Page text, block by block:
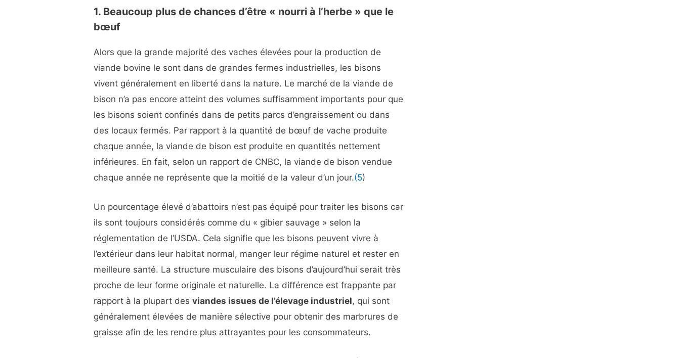
1. Beaucoup plus de chances d’être « nourri à l’herbe » que le
bœuf
Alors que la grande majorité des vaches élevées pour la production de
viande bovine le sont dans de grandes fermes industrielles, les bisons
vivent généralement en liberté dans la nature. Le marché de la viande de
bison n’a pas encore atteint des volumes suffisamment importants pour que
les bisons soient confinés dans de petits parcs d’engraissement ou dans
des locaux fermés. Par rapport à la quantité de bœuf de vache produite
chaque année, la viande de bison est produite en quantités nettement
inférieures. En fait, selon un rapport de CNBC, la viande de bison vendue
chaque année ne représente que la moitié de la valeur d’un jour.(5)
Un pourcentage élevé d’abattoirs n’est pas équipé pour traiter les bisons car
ils sont toujours considérés comme du « gibier sauvage » selon la
réglementation de l’USDA. Cela signifie que les bisons peuvent vivre à
l’extérieur dans leur habitat normal, manger leur régime naturel et rester en
meilleure santé. La structure musculaire des bisons d’aujourd’hui serait très
proche de leur forme originale et naturelle. La différence est frappante par
rapport à la plupart desviandes issues de l’élevage industriel, qui sont
généralement élevées de manière sélective pour obtenir des marbrures de
graisse afin de les rendre plus attrayantes pour les consommateurs.